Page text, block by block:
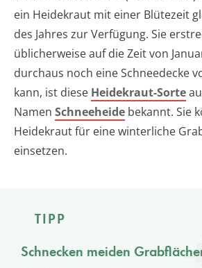
ein Heidekraut mit einer Blütezeit
des Jahres zur Verfügung. Sie
üblicherweise auf die Zeit von
durchaus noch eine Schneedecke
kann, ist diese Heidekraut-Sorte
Namen Schneeheide bekannt. Sie
Heidekraut für eine winterliche
einsetzen.
TIPP
Schnecken meiden